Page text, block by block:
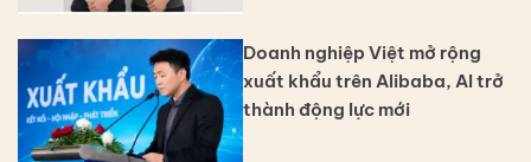
Doanh nghiệp Việt mở rộng
xuất khẩu trên Alibaba, AI trở
thành động lực mới